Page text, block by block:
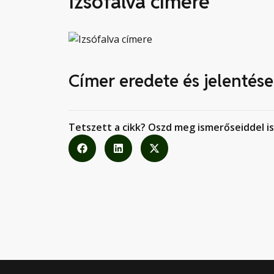
Címer eredete és jelentése
Tetszett a cikk? Oszd meg ismerőseiddel